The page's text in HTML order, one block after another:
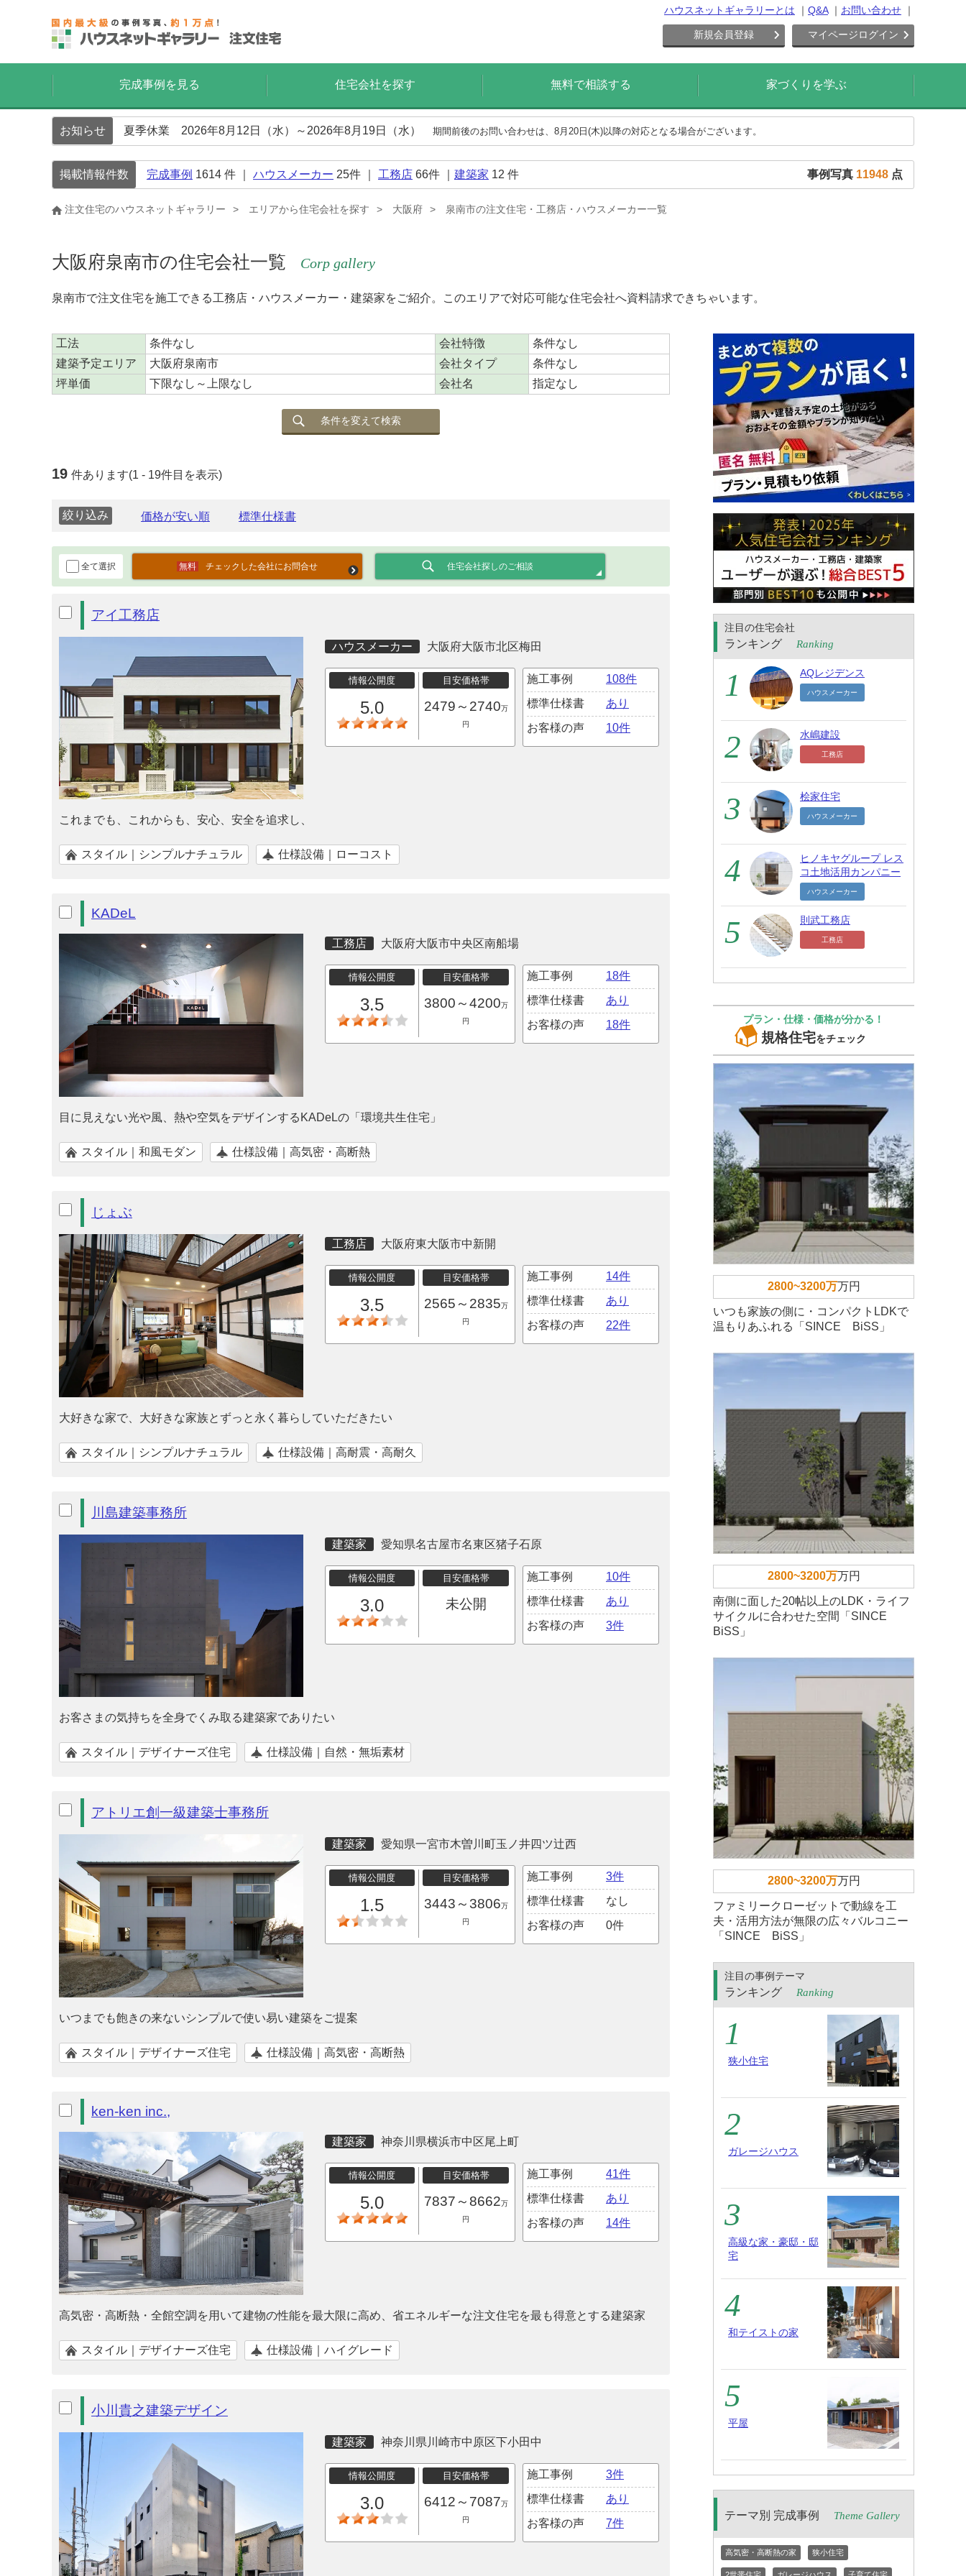
ハウスネットギャラリーとは Q&A お問い合わせ
新規会員登録 マイページログイン
完成事例を見る 住宅会社を探す 無料で相談する 家づくりを学ぶ
お知らせ 夏季休業 2026年8月12日（水）～2026年8月19日（水） 期間前後のお問い合わせは、8月20日(木)以降の対応となる場合がございます。
掲載情報件数 完成事例 1614 件 ｜ ハウスメーカー 25件 ｜ 工務店 66件 ｜ 建築家 12 件 事例写真 11948 点
注文住宅のハウスネットギャラリー エリアから住宅会社を探す 大阪府 泉南市の注文住宅・工務店・ハウスメーカー一覧
大阪府泉南市の住宅会社一覧 Corp gallery
泉南市で注文住宅を施工できる工務店・ハウスメーカー・建築家をご紹介。このエリアで対応可能な住宅会社へ資料請求できちゃいます。
工法 条件なし 会社特徴
条件なし
建築予定エリア
大阪府泉南市 会社タイプ
条件なし
坪単価
下限なし～上限なし 会社名 指定なし
条件を変えて検索
19 件あります(1 - 19件目を表示)
絞り込み
全て選択 チェックした会社にお問合せ 住宅会社探しのご相談
アイ工務店
ハウスメーカー 大阪府大阪市北区梅田
情報公開度
5.0
目安価格帯
2479～2740万
円
施工事例
108件
標準仕様書
あり
お客様の声
10件
これまでも、これからも、安心、安全を追求し、
スタイル｜シンプルナチュラル 仕様設備｜ローコスト
KADeL
工務店 大阪府大阪市中央区南船場
情報公開度
3.5
目安価格帯
3800～4200万
円
施工事例
18件
標準仕様書
あり
お客様の声
18件
目に見えない光や風、熱や空気をデザインするKADeLの「環境共生住宅」
スタイル｜和風モダン 仕様設備｜高気密・高断熱
じょぶ
工務店 大阪府東大阪市中新開
情報公開度
3.5
目安価格帯
2565～2835万
円
施工事例
14件
標準仕様書
あり
お客様の声
22件
大好きな家で、大好きな家族とずっと永く暮らしていただきたい
スタイル｜シンプルナチュラル 仕様設備｜高耐震・高耐久
川島建築事務所
建築家 愛知県名古屋市名東区猪子石原
情報公開度
3.0
目安価格帯
未公開
施工事例
10件
標準仕様書
あり
お客様の声
3件
お客さまの気持ちを全身でくみ取る建築家でありたい
スタイル｜デザイナーズ住宅 仕様設備｜自然・無垢素材
アトリエ創一級建築士事務所
建築家 愛知県一宮市木曽川町玉ノ井四ツ辻西
情報公開度
1.5
目安価格帯
3443～3806万
円
施工事例
3件
標準仕様書
なし
お客様の声
0件
いつまでも飽きの来ないシンプルで使い易い建築をご提案
スタイル｜デザイナーズ住宅 仕様設備｜高気密・高断熱
ken-ken inc.,
建築家 神奈川県横浜市中区尾上町
情報公開度
5.0
目安価格帯
7837～8662万
円
施工事例
41件
標準仕様書
あり
お客様の声
14件
高気密・高断熱・全館空調を用いて建物の性能を最大限に高め、省エネルギーな注文住宅を最も得意とする建築家
スタイル｜デザイナーズ住宅 仕様設備｜ハイグレード
小川貴之建築デザイン
建築家 神奈川県川崎市中原区下小田中
情報公開度
3.0
目安価格帯
6412～7087万
円
施工事例
3件
標準仕様書
あり
お客様の声
7件
注目の住宅会社
ランキング Ranking
AQレジデンス
ハウスメーカー
水嶋建設
工務店
桧家住宅
ハウスメーカー
ヒノキヤグループ レス
コ土地活用カンパニー
ハウスメーカー
則武工務店
工務店
プラン・仕様・価格が分かる！
規格住宅をチェック
2800~3200万万円
いつも家族の側に・コンパクトLDKで
温もりあふれる「SINCE BiSS」
2800~3200万万円
南側に面した20帖以上のLDK・ライフ
サイクルに合わせた空間「SINCE
BiSS」
2800~3200万万円
ファミリークローゼットで動線を工
夫・活用方法が無限の広々バルコニー
「SINCE BiSS」
注目の事例テーマ
ランキング Ranking
狭小住宅
ガレージハウス
高級な家・豪邸・邸
宅
和テイストの家
平屋
テーマ別 完成事例 Theme Gallery
高気密・高断熱の家 狭小住宅